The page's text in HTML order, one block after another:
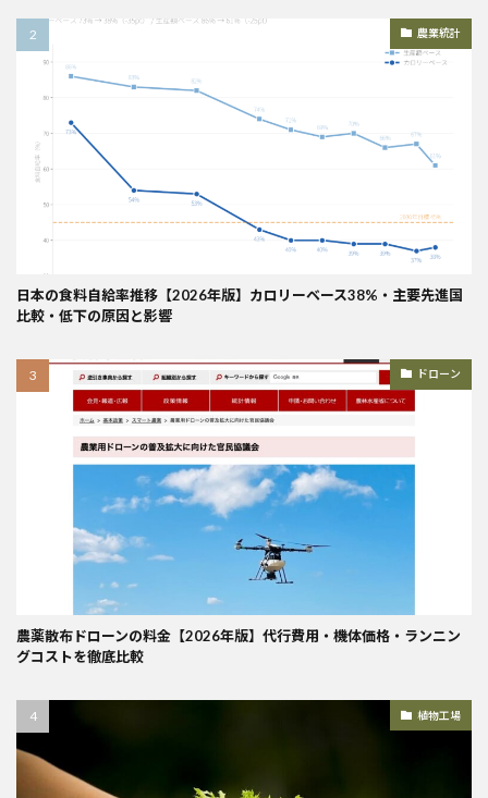
農業統計
日本の食料自給率推移【2026年版】カロリーベース38%・主要先進国
比較・低下の原因と影響
ドローン
農薬散布ドローンの料金【2026年版】代行費用・機体価格・ランニン
グコストを徹底比較
植物工場